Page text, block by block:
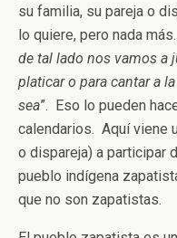
su familia, su pareja o
lo quiere, pero nada
de tal lado nos vamos a
platicar o para cantar a
sea”. Eso lo pueden
calendarios. Aquí viene
o dispareja) a participar
pueblo indígena
que no son zapatistas.